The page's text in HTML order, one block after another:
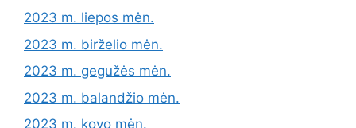
2023 m. liepos mėn.
2023 m. birželio mėn.
2023 m. gegužės mėn.
2023 m. balandžio mėn.
2023 m. kovo mėn.